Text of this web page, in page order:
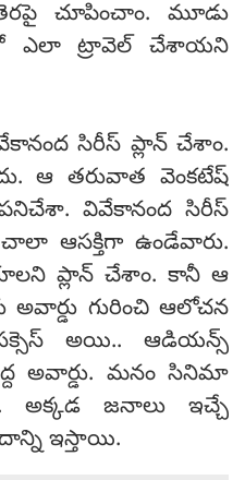
చూపించాం. మూడు
ఎలా ట్రావెల్ చేశాయని
సిరీస్‌ ప్లాన్ చేశాం.
ఆ తరువాత వెంకటేష్‌
వివేకానంద సిరీస్‌
ఆసక్తిగా ఉండేవారు.
ప్లాన్ చేశాం. కానీ ఆ
అవార్డు గురించి ఆలోచన
అయి.. ఆడియన్స్
అవార్డు. మనం సినిమా
అక్కడ జనాలు ఇచ్చే
ఇస్తాయి.